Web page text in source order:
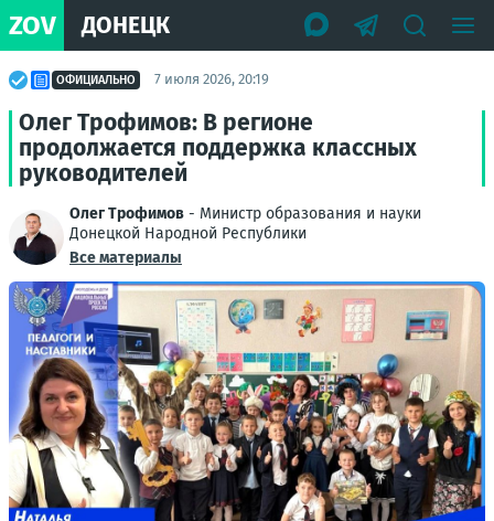
ZOV ДОНЕЦК
ОФИЦИАЛЬНО 7 июля 2026, 20:19
Олег Трофимов: В регионе
продолжается поддержка классных
руководителей
Олег Трофимов - Министр образования и науки
Донецкой Народной Республики
Все материалы